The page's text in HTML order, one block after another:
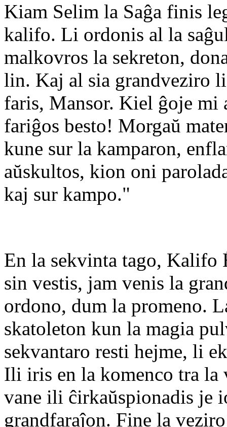
Kiam Selim la Saĝa finis
kalifo. Li ordonis al la
malkovros la sekreton,
lin. Kaj al sia grandveziro
faris, Mansor. Kiel ĝoje mi
fariĝos besto! Morgaŭ
kune sur la kamparon,
aŭskultos, kion oni
kaj sur kampo."
En la sekvinta tago, Kalifo
sin vestis, jam venis la
ordono, dum la promeno.
skatoleton kun la magia
sekvantaro resti hejme, li
Ili iris en la komenco tra la
vane ili ĉirkaŭspionadis je
grandfaraĵon. Fine la